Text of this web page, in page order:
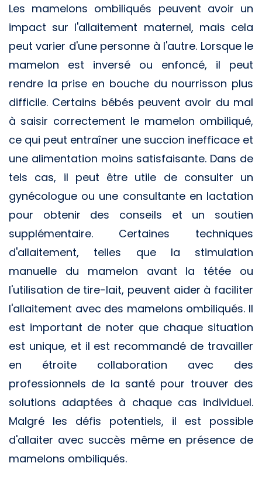
Les mamelons ombiliqués peuvent avoir un
impact sur l'allaitement maternel, mais cela
peut varier d'une personne à l'autre. Lorsque le
mamelon est inversé ou enfoncé, il peut
rendre la prise en bouche du nourrisson plus
difficile. Certains bébés peuvent avoir du mal
à saisir correctement le mamelon ombiliqué,
ce qui peut entraîner une succion inefficace et
une alimentation moins satisfaisante. Dans de
tels cas, il peut être utile de consulter un
gynécologue ou une consultante en lactation
pour obtenir des conseils et un soutien
supplémentaire. Certaines techniques
d'allaitement, telles que la stimulation
manuelle du mamelon avant la tétée ou
l'utilisation de tire-lait, peuvent aider à faciliter
l'allaitement avec des mamelons ombiliqués. Il
est important de noter que chaque situation
est unique, et il est recommandé de travailler
en étroite collaboration avec des
professionnels de la santé pour trouver des
solutions adaptées à chaque cas individuel.
Malgré les défis potentiels, il est possible
d'allaiter avec succès même en présence de
mamelons ombiliqués.